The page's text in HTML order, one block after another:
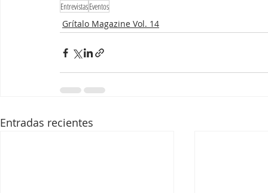
EntrevistasEventos
Grítalo Magazine Vol. 14
Entradas recientes